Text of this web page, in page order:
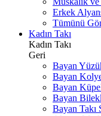
Erkek
Tümünü
Kadın Takı
Kadın Takı
Geri
Bayan
Bayan
Bayan
Bayan
Bayan Takı